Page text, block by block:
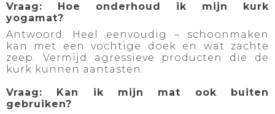
Vraag: Hoe onderhoud ik mijn kurk
yogamat?
Antwoord: Heel eenvoudig – schoonmaken
kan met een vochtige doek en wat zachte
zeep. Vermijd agressieve producten die de
kurk kunnen aantasten.
Vraag: Kan ik mijn mat ook buiten
gebruiken?